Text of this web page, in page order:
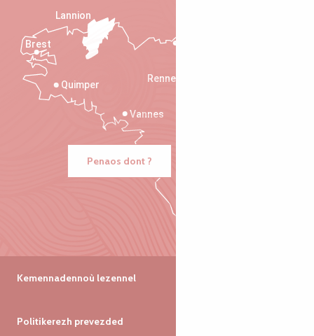
Rennes
Vannes
Quimper
Lannion
Brest
Penaos dont ?
Kemennadennoù lezennel
Politikerezh prevezded